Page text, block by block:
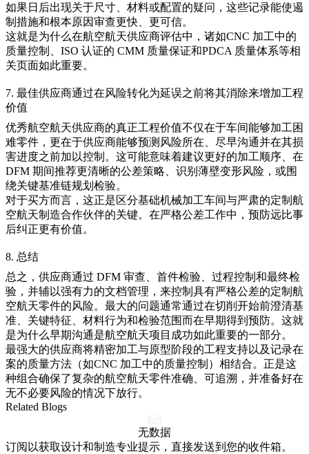
如果日后出现关于尺寸、材料或配置的疑问，这些记录能使遏
制措施和根本原因审查更快、更可信。
这就是为什么在航空航天供应商评估中，诸如CNC 加工中的
质量控制
ISO 认证的 CMM 质量保证和PDCA 质量体系等相
关页面如此重要。
7. 最佳供应商通过在风险转化为延误之前将其消除来增加工程
价值
优秀航空航天供应商的真正工程价值不仅在于车间能够加工困
难零件，更在于供应商能够预测风险所在、尽早沟通并在其损
害进度之前加以控制。这可能意味着建议更好的加工顺序、在
DFM 期间推荐更清晰的公差策略、识别薄壁变形风险，或围
绕关键基准链规划检验。
对于买方而言，这正是区分基础机械加工车间与严肃的定制航
空航天制造合作伙伴的关键。在严格公差工作中，预防远比事
后纠正更有价值。
8. 总结
总之，供应商通过 DFM 审查、首件检验、过程控制和最终检
验，并辅以强有力的文档管理，来控制具有严格公差的定制航
空航天零件的风险。最大的问题通常通过在切削开始前澄清基
准、关键特征、材料行为和检验范围而在早期得到预防。这就
是为什么早期沟通是航空航天项目成功如此重要的一部分。
最强大的供应商将精密加工与原型阶段的工程支持以及记录在
案的质量方法（如CNC 加工中的质量控制 ）相结合。正是这
种组合确保了复杂的航空航天零件准确、可追溯，并准备好在
无不必要风险的情况下放行。
Related Blogs
无数据
订阅以获取设计和制造专业提示，直接发送到您的收件箱。